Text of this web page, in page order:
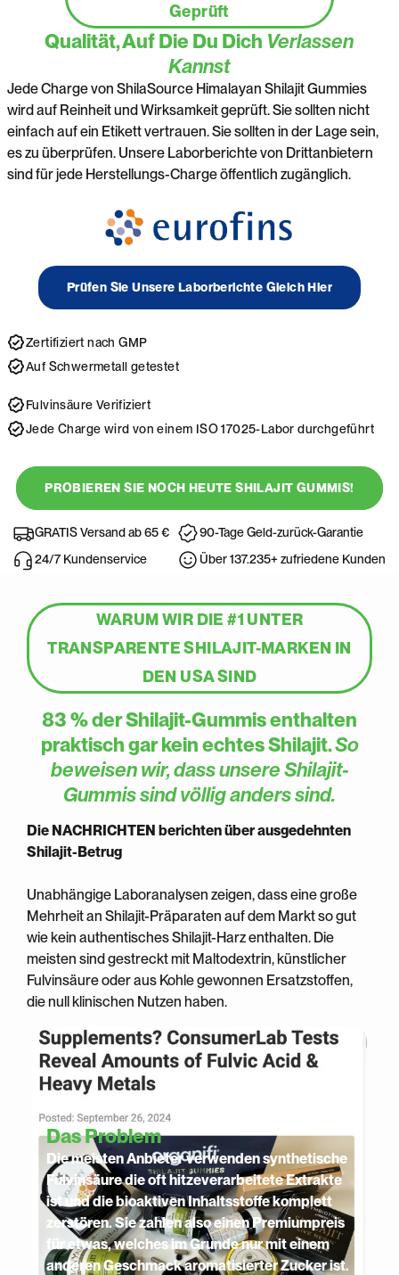
Geprüft
Qualität, Auf Die Du Dich Verlassen
Kannst
Jede Charge von ShilaSource Himalayan Shilajit Gummies
wird auf Reinheit und Wirksamkeit geprüft. Sie sollten nicht
einfach auf ein Etikett vertrauen. Sie sollten in der Lage sein,
es zu überprüfen. Unsere Laborberichte von Drittanbietern
sind für jede Herstellungs-Charge öffentlich zugänglich.
Prüfen Sie Unsere Laborberichte Gleich Hier
Zertifiziert nach GMP
Auf Schwermetall getestet
Fulvinsäure Verifiziert
Jede Charge wird von einem ISO 17025-Labor durchgeführt
PROBIEREN SIE NOCH HEUTE SHILAJIT GUMMIS!
GRATIS Versand ab 65 €
24/7 Kundenservice
90-Tage Geld-zurück-Garantie
Über 137.235+ zufriedene Kunden
WARUM WIR DIE #1 UNTER
TRANSPARENTE SHILAJIT-MARKEN IN
DEN USA SIND
83 % der Shilajit-Gummis enthalten
praktisch gar kein echtes Shilajit.So
beweisen wir, dass unsere Shilajit-
Gummis sind völlig anders sind.
Die NACHRICHTEN berichten über ausgedehnten
Shilajit-Betrug
Unabhängige Laboranalysen zeigen, dass eine große
Mehrheit an Shilajit-Präparaten auf dem Markt so gut
wie kein authentisches Shilajit-Harz enthalten. Die
meisten sind gestreckt mit Maltodextrin, künstlicher
Fulvinsäure oder aus Kohle gewonnen Ersatzstoffen,
die null klinischen Nutzen haben.
Das Problem
Die meisten Anbieter verwenden synthetische
Fulvinsäure die oft hitzeverarbeitete Extrakte
ist und die bioaktiven Inhaltsstoffe komplett
zerstören. Sie zahlen also einen Premiumpreis
für etwas, welches im Grunde nur mit einem
anderen Geschmack aromatisierter Zucker ist.